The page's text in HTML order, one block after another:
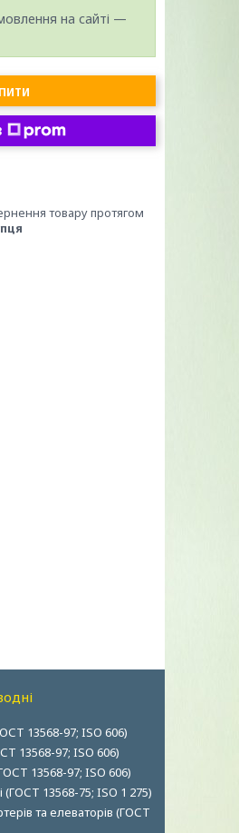
на сайті —
товару протягом
13568-97; ISO 606)
13568-97; ISO 606)
13568-97; ISO 606)
(ГОСТ 13568-75; ISO 1 275)
та елеваторів (ГОСТ